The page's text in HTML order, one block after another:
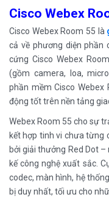
Cisco Webex
Cisco Webex Room 55 là
cả về phương diện phần
cứng Cisco Webex
(gồm camera, loa,
phần mềm Cisco
động tốt trên nền tảng
Webex Room 55 cho sự
kết hợp tinh vi chưa từng
bởi giải thưởng Red Dot
kế công nghệ xuất sắc.
codec, màn hình, hệ
bị duy nhất, tối ưu cho